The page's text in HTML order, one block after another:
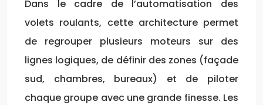
Dans le cadre de l’automatisation des
volets roulants, cette architecture permet
de regrouper plusieurs moteurs sur des
lignes logiques, de définir des zones (façade
sud, chambres, bureaux) et de piloter
chaque groupe avec une grande finesse. Les